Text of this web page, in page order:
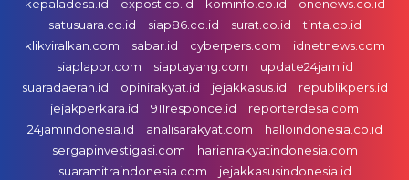
kepaladesa.id
expost.co.id kominfo.co.id
onenews.co.id
satusuara.co.id
siap86.co.id surat.co.id
tinta.co.id
klikviralkan.com
sabar.id cyberpers.com
idnetnews.com
siaplapor.com
siaptayang.com
update24jam.id
suaradaerah.id
opinirakyat.id jejakkasus.id
republikpers.id
jejakperkara.id
911responce.id
reporterdesa.com
24jamindonesia.id
analisarakyat.com
halloindonesia.co.id
sergapinvestigasi.com
harianrakyatindonesia.com
suaramitraindonesia.com
jejakkasusindonesia.id